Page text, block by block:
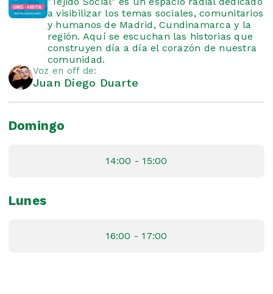
a visibilizar los temas sociales, comunitarios
y humanos de Madrid, Cundinamarca y la
región. Aquí se escuchan las historias que
construyen día a día el corazón de nuestra
comunidad.
Voz en off de:
Juan Diego Duarte
Domingo
14:00 - 15:00
Lunes
16:00 - 17:00